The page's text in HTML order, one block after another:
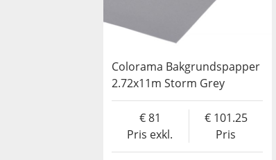
Colorama Bakgrundspapper
2.72x11m Storm Grey
Pris exkl.
81
Pris
101.25